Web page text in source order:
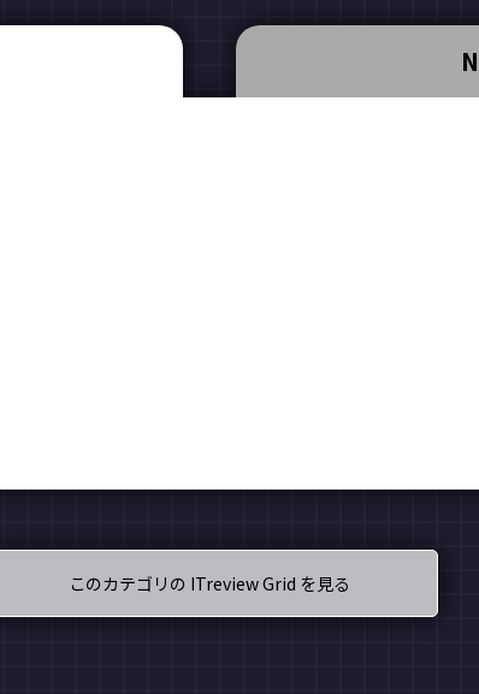
このカテゴリの ITreview Grid を見る